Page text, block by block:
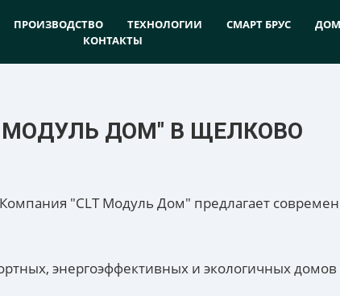
ПРОИЗВОДСТВО ТЕХНОЛОГИИ СМАРТ БРУС
КОНТАКТЫ
МОДУЛЬ ДОМ" В ЩЕЛКОВО
"CLT Модуль Дом" предлагает
энергоэффективных и экологичных домов